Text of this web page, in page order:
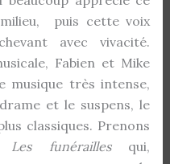
puis cette voix
avec vivacité.
Fabien et Mike
musique très intense,
et le suspens, le
classiques. Prenons
Les funérailles qui,